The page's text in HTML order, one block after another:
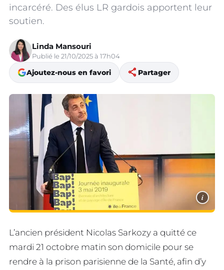
incarcéré. Des élus LR gardois apportent leur
soutien.
Linda Mansouri
Publié le 21/10/2025 à 17h04
Ajoutez-nous en favori share Partager
i
L’ancien président Nicolas Sarkozy a quitté ce
mardi 21 octobre matin son domicile pour se
rendre à la prison parisienne de la Santé, afin d’y